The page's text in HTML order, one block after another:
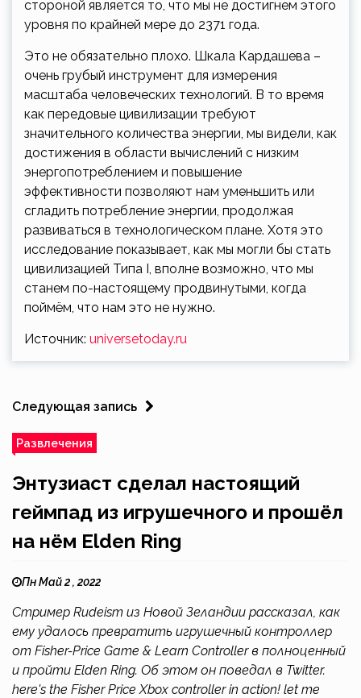
стороной является то, что мы не достигнем этого
уровня по крайней мере до 2371 года.
Это не обязательно плохо. Шкала Кардашева –
очень грубый инструмент для измерения
масштаба человеческих технологий. В то время
как передовые цивилизации требуют
значительного количества энергии, мы видели, как
достижения в области вычислений с низким
энергопотреблением и повышение
эффективности позволяют нам уменьшить или
сгладить потребление энергии, продолжая
развиваться в технологическом плане. Хотя это
исследование показывает, как мы могли бы стать
цивилизацией Типа I, вполне возможно, что мы
станем по-настоящему продвинутыми, когда
поймём, что нам это не нужно.
Источник: universetoday.ru
Следующая запись
Развлечения
Энтузиаст сделал настоящий
геймпад из игрушечного и прошёл
на нём Elden Ring
Пн Май 2 , 2022
Стример Rudeism из Новой Зеландии рассказал, как
ему удалось превратить игрушечный контроллер
от Fisher-Price Game & Learn Controller в полноценный
и пройти Elden Ring. Об этом он поведал в Twitter.
here's the Fisher Price Xbox controller in action! let me